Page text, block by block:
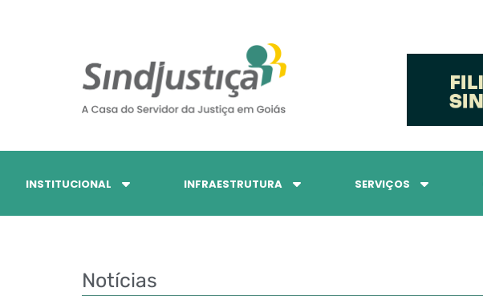
INSTITUCIONAL INFRAESTRUTURA SERVIÇOS
Notícias